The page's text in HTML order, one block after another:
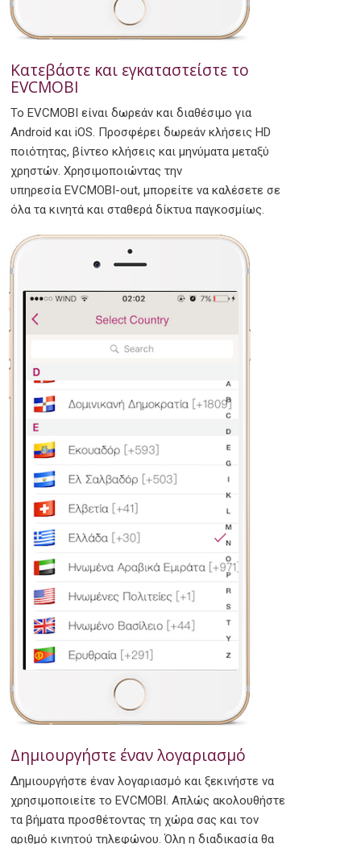
Κατεβάστε και εγκαταστείστε το
EVCMOBI
Το EVCMOBI είναι δωρεάν και διαθέσιμο για
Android και iOS. Προσφέρει δωρεάν κλήσεις HD
ποιότητας, βίντεο κλήσεις και μηνύματα μεταξύ
χρηστών. Χρησιμοποιώντας την
υπηρεσία EVCMOBI-out, μπορείτε να καλέσετε σε
όλα τα κινητά και σταθερά δίκτυα παγκοσμίως.
Δημιουργήστε έναν λογαριασμό
Δημιουργήστε έναν λογαριασμό και ξεκινήστε να
χρησιμοποιείτε το EVCMOBI. Απλώς ακολουθήστε
τα βήματα προσθέτοντας τη χώρα σας και τον
αριθμό κινητού τηλεφώνου. Όλη η διαδικασία θα